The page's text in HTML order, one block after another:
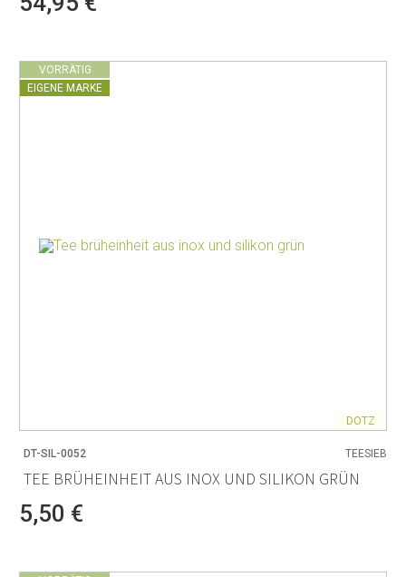
VORRÄTIG
EIGENE MARKE
DOTZ
DT-SIL-0052 TEESIEB
TEE BRÜHEINHEIT AUS INOX UND SILIKON GRÜN
5,50 €